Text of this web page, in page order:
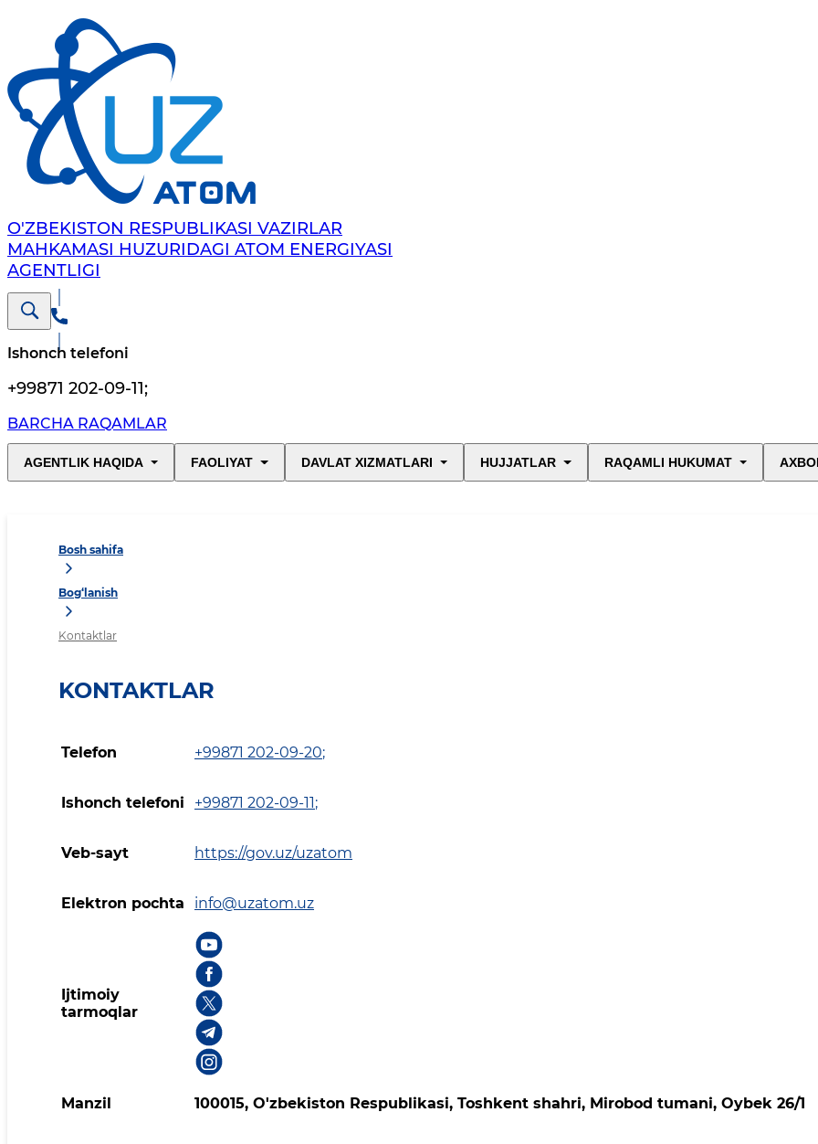
O'ZBEKISTON RESPUBLIKASI VAZIRLAR
MAHKAMASI HUZURIDAGI ATOM ENERGIYASI
AGENTLIGI
Ishonch telefoni
+99871 202-09-11;
BARCHA RAQAMLAR
AGENTLIK HAQIDA FAOLIYAT DAVLAT XIZMATLARI HUJJATLAR RAQAMLI HUKUMAT
Bosh sahifa
Bog‘lanish
Kontaktlar
KONTAKTLAR
Telefon +99871 202-09-20;
Ishonch telefoni +99871 202-09-11 ;
Veb-sayt https://gov.uz/uzatom
Elektron pochta info@uzatom.uz
Ijtimoiy
tarmoqlar
Manzil 100015, O'zbekiston Respublikasi, Toshkent shahri, Mirobod tumani, Oybek 26/1